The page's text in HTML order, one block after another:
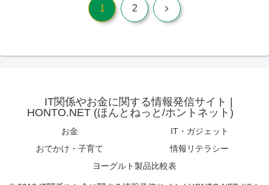
1 2 次
IT関係やお金に関する情報発信サイト |
HONTO.NET (ほんとねっと/ホントネット)
お金
IT・ガジェット
おでかけ・子育て
情報リテラシー
ヨーグルト製品比較表